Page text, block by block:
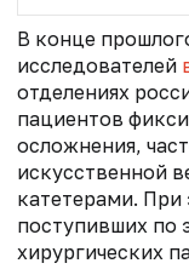
В конце
исследователей
отделениях
пациентов
осложнения,
искусственной
катетерами.
поступивших по
хирургических